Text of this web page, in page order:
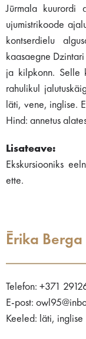
Jūrmala kuurordi
ujumistrikoode
kontserdielu
kaasaegne
ja kilpkonn. Selle
rahulikul
läti, vene, inglise.
Hind: annetus
Lisateave:
Ekskursiooniks
ette.
Ērika Berga
Telefon: +371
E-post:
Keeled: läti, inglise